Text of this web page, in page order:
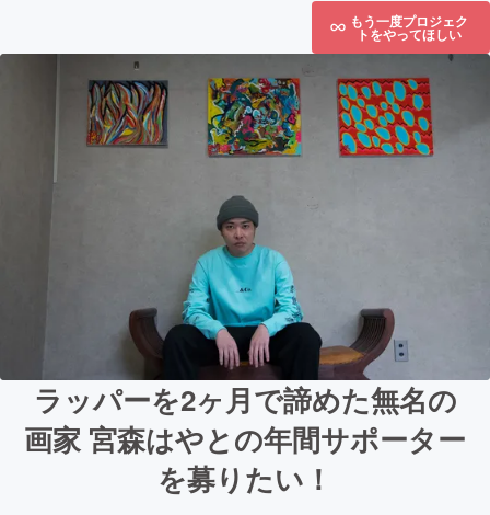
もう一度プロジェク
トをやってほしい
ラッパーを2ヶ月で諦めた無名の
画家 宮森はやとの年間サポーター
を募りたい！